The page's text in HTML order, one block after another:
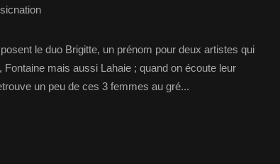
le duo Brigitte, un prénom pour deux artistes qui
mais aussi Lahaie ; quand on écoute leur
un peu de ces 3 femmes au gré...